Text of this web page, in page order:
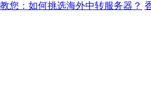
您：如何挑选海外中转服务器？